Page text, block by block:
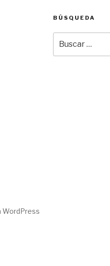
BÚSQUEDA
por:
WordPress